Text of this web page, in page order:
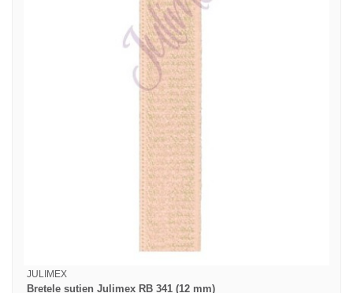
JULIMEX
Bretele sutien Julimex RB 341 (12 mm)